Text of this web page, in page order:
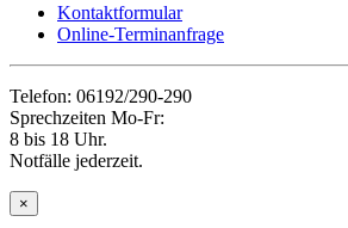
Kontaktformular
Online-Terminanfrage
Telefon: 06192/290-290
Sprechzeiten Mo-Fr:
8 bis 18 Uhr.
Notfälle jederzeit.
×